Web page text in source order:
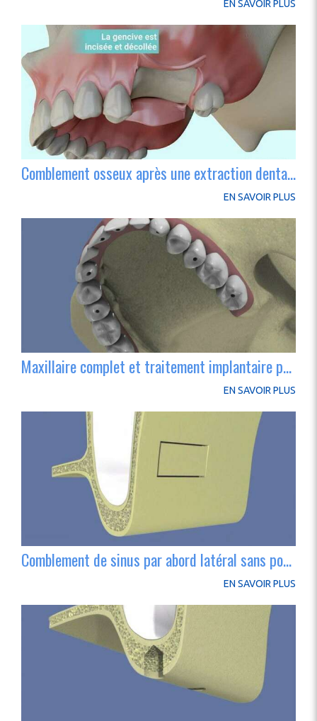
EN SAVOIR PLUS
Comblement osseux après une extraction dentaire
EN SAVOIR PLUS
Maxillaire complet et traitement implantaire pour un bridge fixe vissé
EN SAVOIR PLUS
Comblement de sinus par abord latéral sans pose d’implant
EN SAVOIR PLUS